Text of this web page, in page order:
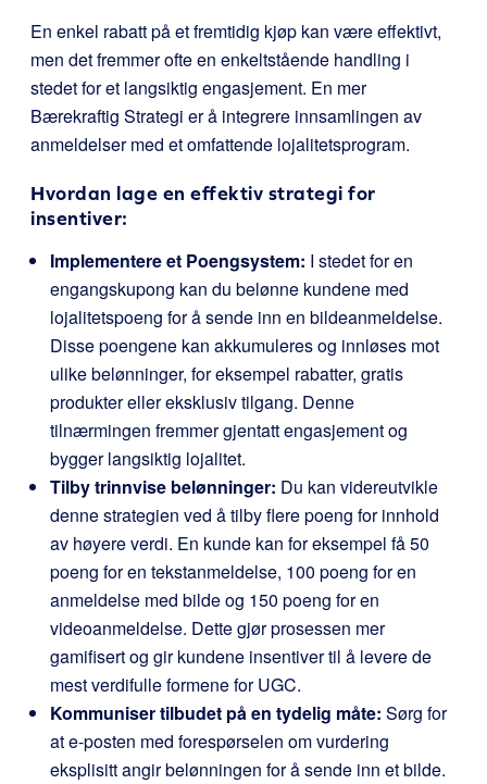
En enkel rabatt på et fremtidig kjøp kan være effektivt,
men det fremmer ofte en enkeltstående handling i
stedet for et langsiktig engasjement. En mer
Bærekraftig Strategi er å integrere innsamlingen av
anmeldelser med et omfattende lojalitetsprogram.
Hvordan lage en effektiv strategi for
insentiver:
Implementere et Poengsystem: I stedet for en
engangskupong kan du belønne kundene med
lojalitetspoeng for å sende inn en bildeanmeldelse.
Disse poengene kan akkumuleres og innløses mot
ulike belønninger, for eksempel rabatter, gratis
produkter eller eksklusiv tilgang. Denne
tilnærmingen fremmer gjentatt engasjement og
bygger langsiktig lojalitet.
Tilby trinnvise belønninger: Du kan videreutvikle
denne strategien ved å tilby flere poeng for innhold
av høyere verdi. En kunde kan for eksempel få 50
poeng for en tekstanmeldelse, 100 poeng for en
anmeldelse med bilde og 150 poeng for en
videoanmeldelse. Dette gjør prosessen mer
gamifisert og gir kundene insentiver til å levere de
mest verdifulle formene for UGC.
Kommuniser tilbudet på en tydelig måte: Sørg for
at e-posten med forespørselen om vurdering
eksplisitt angir belønningen for å sende inn et bilde.